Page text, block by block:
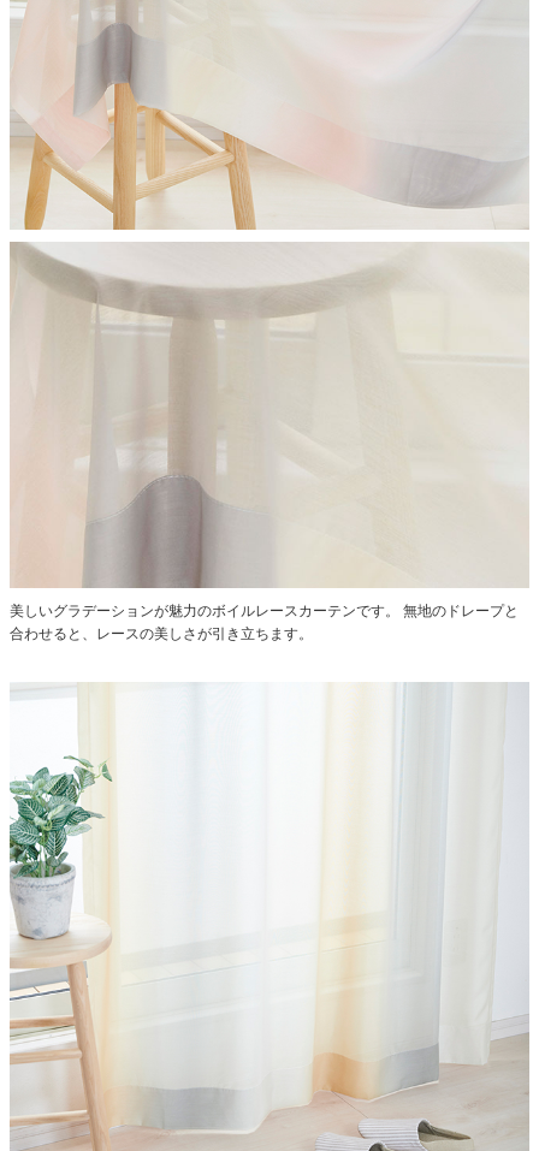
美しいグラデーションが魅力のボイルレースカーテンです。
無地のドレープと
合わせると、レースの美しさが引き立ちます。